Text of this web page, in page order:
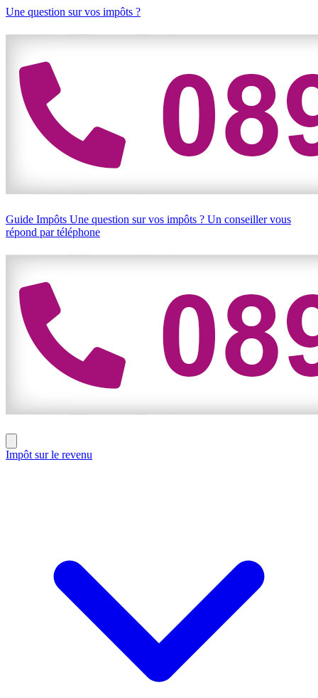
Une question sur vos impôts ?
Guide Impôts Une question sur vos impôts ? Un conseiller vous
répond par téléphone
Impôt sur le revenu